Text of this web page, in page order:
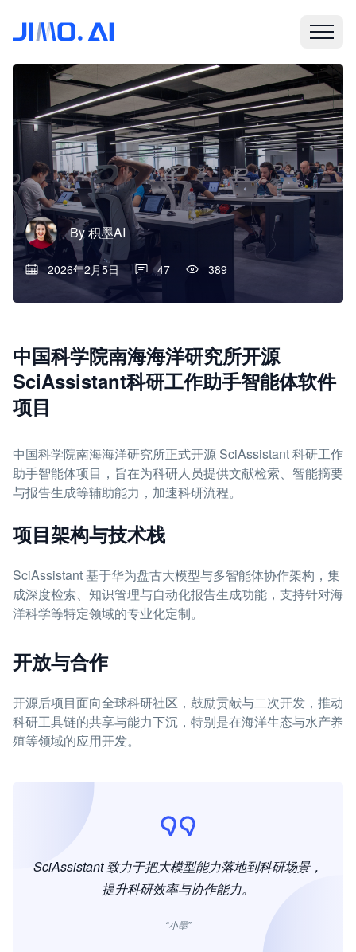
By积墨AI
2026年2月5日 47 389
中国科学院南海海洋研究所开源
SciAssistant科研工作助手智能体软件
项目
中国科学院南海海洋研究所正式开源 SciAssistant 科研工作
助手智能体项目，旨在为科研人员提供文献检索、智能摘要
与报告生成等辅助能力，加速科研流程。
项目架构与技术栈
SciAssistant 基于华为盘古大模型与多智能体协作架构，集
成深度检索、知识管理与自动化报告生成功能，支持针对海
洋科学等特定领域的专业化定制。
开放与合作
开源后项目面向全球科研社区，鼓励贡献与二次开发，推动
科研工具链的共享与能力下沉，特别是在海洋生态与水产养
殖等领域的应用开发。
SciAssistant 致力于把大模型能力落地到科研场景，
提升科研效率与协作能力。
“小墨”